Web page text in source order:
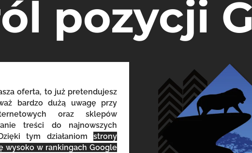
pozycji
oferta, to już pretendujesz
bardzo dużą uwagę przy
oraz sklepów
treści do najnowszych
tym działaniomstrony
wysoko w rankingach Google